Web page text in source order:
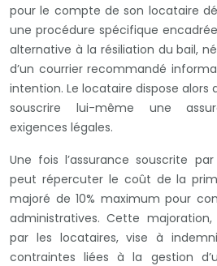
pour le compte de son locataire
une procédure spécifique
alternative à la résiliation du bail,
d’un courrier recommandé
intention. Le locataire dispose alors
souscrire lui-même une
exigences légales.
Une fois l’assurance souscrite
peut répercuter le coût de la
majoré de 10% maximum pour
administratives. Cette
par les locataires, vise à
contraintes liées à la gestion